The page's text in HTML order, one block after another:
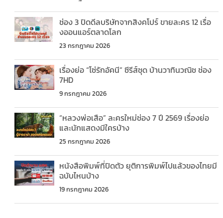
ช่อง 3 ปิดดีลบริษัทจากสิงคโปร์ ขายละคร 12 เรื่อ
งออนแอร์ตลาดโลก
23 กรกฎาคม 2026
เรื่องย่อ “โซ่รักอัคนี” ซีรีส์ชุด บ้านวาทินวณิช ช่อง
7HD
9 กรกฎาคม 2026
“หลวงพ่อเสือ” ละครใหม่ช่อง 7 ปี 2569 เรื่องย่อ
และนักแสดงมีใครบ้าง
25 กรกฎาคม 2026
หนังสือพิมพ์ที่ปิดตัว ยุติการพิมพ์ไปแล้วของไทยมี
ฉบับไหนบ้าง
19 กรกฎาคม 2026